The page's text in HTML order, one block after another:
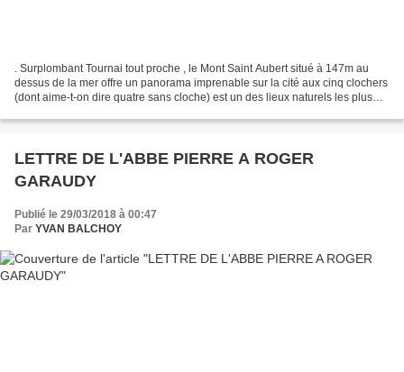
. Surplombant Tournai tout proche , le Mont Saint Aubert situé à 147m au
dessus de la mer offre un panorama imprenable sur la cité aux cinq clochers
(dont aime-t-on dire quatre sans cloche) est un des lieux naturels les plus
LETTRE DE L'ABBE PIERRE A ROGER
GARAUDY
Publié le 29/03/2018 à 00:47
Par YVAN BALCHOY